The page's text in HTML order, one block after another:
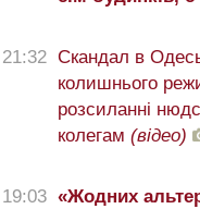
21:32 Скандал в
колишнього
розсиланні
колегам (відео)
19:03 «Жодних